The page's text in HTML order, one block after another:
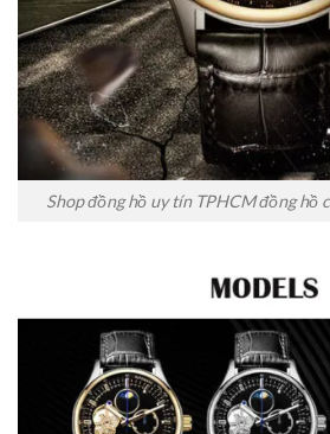
Shop đồng hồ uy tín TPHCM đồng hồ